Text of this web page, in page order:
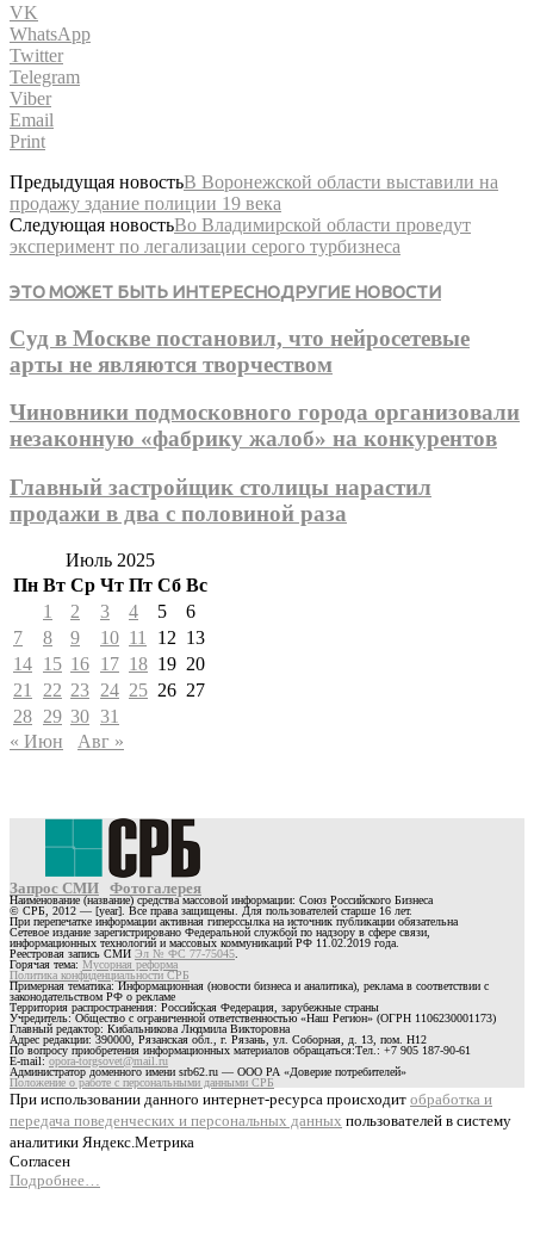
VK
WhatsApp
Twitter
Telegram
Viber
Email
Print
Предыдущая новостьВ Воронежской области выставили на
продажу здание полиции 19 века
Следующая новостьВо Владимирской области проведут
эксперимент по легализации серого турбизнеса
ЭТО МОЖЕТ БЫТЬ ИНТЕРЕСНОДРУГИЕ НОВОСТИ
Суд в Москве постановил, что нейросетевые
арты не являются творчеством
Чиновники подмосковного города организовали
незаконную «фабрику жалоб» на конкурентов
Главный застройщик столицы нарастил
продажи в два с половиной раза
Июль 2025
Пн Вт Ср Чт Пт Сб Вс
1
2 3 4 5
6
7
8 9 10 11 12 13
14 15 16 17 18 19 20
21
22 23 24 25 26 27
28 29 30 31
« Июн
Авг »
Запрос СМИ Фотогалерея
Наименование (название) средства массовой информации: Союз Российского Бизнеса
© СРБ, 2012 — [year]. Все права защищены. Для пользователей старше 16 лет.
При перепечатке информации активная гиперссылка на источник публикации обязательна
Сетевое издание зарегистрировано Федеральной службой по надзору в сфере связи,
информационных технологий и массовых коммуникаций РФ 11.02.2019 года.
Реестровая запись СМИ Эл № ФС 77-75045
Горячая тема: Мусорная реформа
Политика конфиденциальности СРБ
Примерная тематика: Информационная (новости бизнеса и аналитика), реклама в соответствии с
законодательством РФ о рекламе
Территория распространения: Российская Федерация, зарубежные страны
Учредитель: Общество с ограниченной ответственностью «Наш Регион» (ОГРН 1106230001173)
Главный редактор: Кибальникова Людмила Викторовна
Адрес редакции: 390000, Рязанская обл., г. Рязань, ул. Соборная, д. 13, пом. Н12
По вопросу приобретения информационных материалов обращаться:Тел.: +7 905 187-90-61
E-mail:opora-torgsovet@mail.ru
Администратор доменного имени srb62.ru — ООО РА «Доверие потребителей»
Положение о работе с персональными данными СРБ
При использовании данного интернет-ресурса происходит обработка и
передача поведенческих и персональных данных пользователей в систему
аналитики Яндекс.Метрика
Согласен
Подробнее…